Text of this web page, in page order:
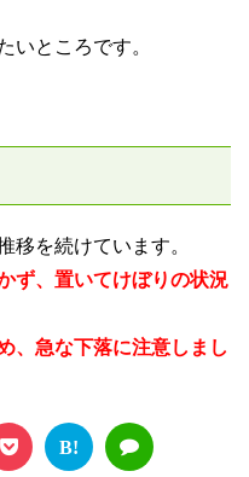
いところです。
移を続けています。
ず、置いてけぼりの状況
、急な下落に注意しまし
B!